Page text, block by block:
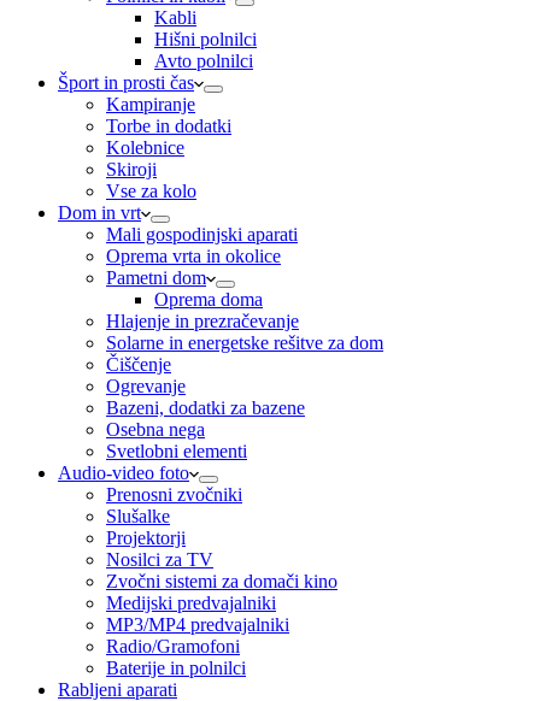
Kabli
Hišni polnilci
Avto polnilci
Šport in prosti čas
Kampiranje
Torbe in dodatki
Kolebnice
Skiroji
Vse za kolo
Dom in vrt
Mali gospodinjski aparati
Oprema vrta in okolice
Pametni dom
Oprema doma
Hlajenje in prezračevanje
Solarne in energetske rešitve za dom
Čiščenje
Ogrevanje
Bazeni, dodatki za bazene
Osebna nega
Svetlobni elementi
Audio-video foto
Prenosni zvočniki
Slušalke
Projektorji
Nosilci za TV
Zvočni sistemi za domači kino
Medijski predvajalniki
MP3/MP4 predvajalniki
Radio/Gramofoni
Baterije in polnilci
Rabljeni aparati